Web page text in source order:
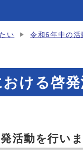
い 令和6年中の活
ける啓発
活動を行い